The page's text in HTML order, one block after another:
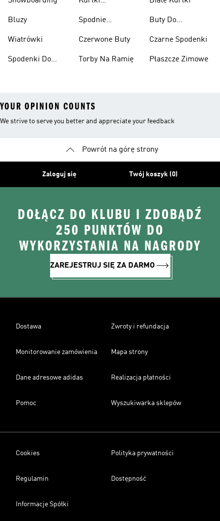
Bluzy
Wiatrówki
Spodenki Do
Spodnie
Czerwone Buty
Torby Na Ramię
Ciężarów
Buty Do
Czarne Spodenki
Płaszcze Zimowe
YOUR OPINION COUNTS
We strive to serve you better and appreciate your feedback
Powrót na górę strony
Zaloguj się Twój koszyk (0)
DOŁĄCZ DO KLUBU I ZDOBĄDŹ
250 PUNKTÓW DO
WYKORZYSTANIA NA NAGRODY
ZAREJESTRUJ SIĘ ZA DARMO
Dostawa Zwroty i refundacja
Monitorowanie zamówienia Mapa strony
Dane adresowe adidas Realizacja płatności
Pomoc Wyszukiwarka sklepów
Cookies Polityka prywatności
Regulamin Dostępność
Informacje Spółki